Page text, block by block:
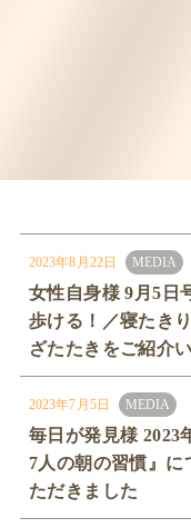
2023年8月22日 MEDIA
女性自身様 9月5日
歩ける！／寝たき
ざたたきをご紹介
2023年7月5日 MEDIA
毎日が発見様
7人の朝の習慣』
ただきました